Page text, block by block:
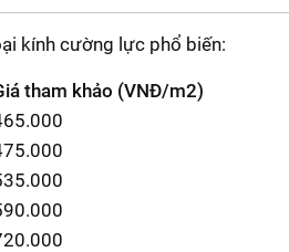
kính cường lực phổ biến:
tham khảo (VNĐ/m2)